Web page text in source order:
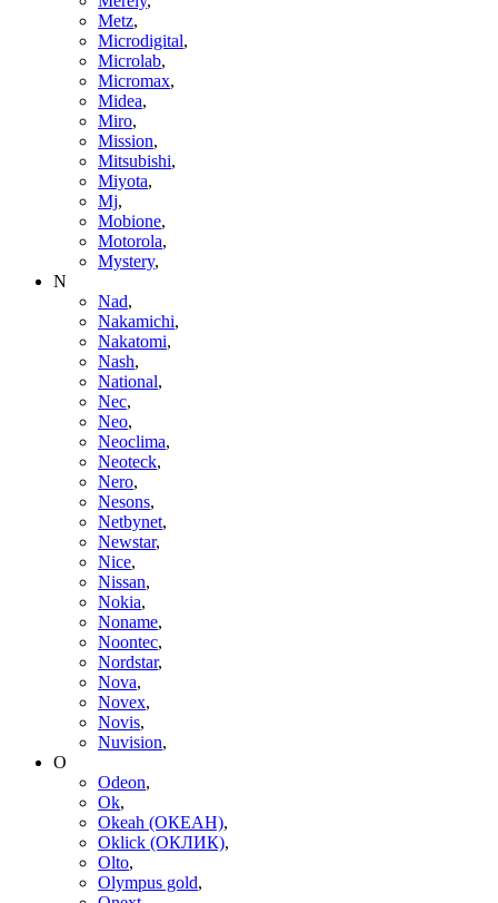
Metz,
Microdigital,
Microlab,
Micromax,
Midea,
Miro,
Mission,
Mitsubishi,
Miyota,
Mj,
Mobione,
Motorola,
Mystery,
N
Nad,
Nakamichi,
Nakatomi,
Nash,
National,
Nec,
Neo,
Neoclima,
Neoteck,
Nero,
Nesons,
Netbynet,
Newstar,
Nice,
Nissan,
Nokia,
Noname,
Noontec,
Nordstar,
Nova,
Novex,
Novis,
Nuvision,
O
Odeon,
Ok,
Okeah (ОКЕАН),
Oklick (ОКЛИК),
Olto,
Olympus gold,